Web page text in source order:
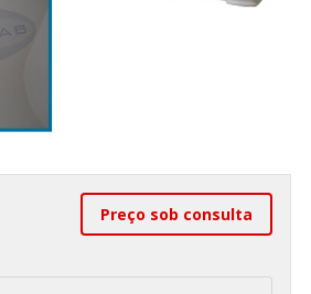
Preço sob consulta